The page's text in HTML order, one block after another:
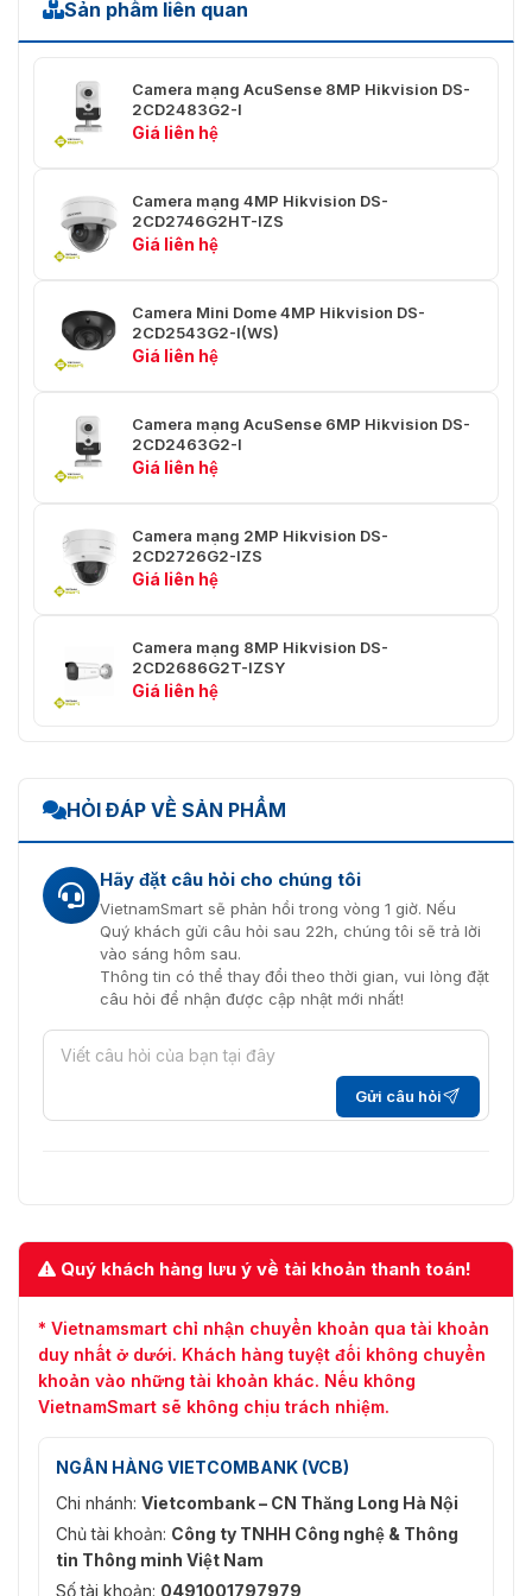
thông
Loại ánh
sáng bổ
sung
IR
Luồng
chính
50 Hz: 25 fps (1920 × 1080, 1280 × 720)
Luồng
phụ
50 Hz: 25 fps (640 × 480, 640 × 360)
Luồng thứ
ba
50 Hz: 10 fps (1920 × 1080, 1280 × 720, 640
× 480, 640 × 360)
× 480, 640 × 360)
Nén
Luồng phụ: H.265/H.264/MJPEG,
Baseline Profile, Main Profile, High Profile
Loại
H.265
Main Profile
Kiểm soát
tốc độ bit
CBR, VBR
Mã hóa
video có
Âm thanh
Lọc tiếng
ồn môi
trường
Có
Tần số
lấy mẫu
8 kHz/16 kHz/32 kHz/44.1 kHz/48 kHz
thanh
G.711/G.722.1/G.726/MP2L2/PCM/MP3/AAC-
LC
64 Kbps (G.711ulaw/G.711alaw)/16 Kbps
(G.722.1)/16 Kbps (G.726)/32 đến 192 Kbps
Sản phẩm liên quan
Camera mạng AcuSense 8MP Hikvision DS-
2CD2483G2-I
Giá liên hệ
Camera mạng 4MP Hikvision DS-
2CD2746G2HT-IZS
Giá liên hệ
Camera Mini Dome 4MP Hikvision DS-
2CD2543G2-I(WS)
Giá liên hệ
Camera mạng AcuSense 6MP Hikvision DS-
2CD2463G2-I
Giá liên hệ
Camera mạng 2MP Hikvision DS-
2CD2726G2-IZS
Giá liên hệ
Camera mạng 8MP Hikvision DS-
2CD2686G2T-IZSY
Giá liên hệ
HỎI ĐÁP VỀ SẢN PHẨM
Hãy đặt câu hỏi cho chúng tôi
VietnamSmart sẽ phản hồi trong vòng 1 giờ. Nếu
Quý khách gửi câu hỏi sau 22h, chúng tôi sẽ trả lời
vào sáng hôm sau.
Thông tin có thể thay đổi theo thời gian, vui lòng đặt
câu hỏi để nhận được cập nhật mới nhất!
Gửi câu hỏi
Quý khách hàng lưu ý về tài khoản thanh toán!
* Vietnamsmart chỉ nhận chuyển khoản qua tài khoản
duy nhất ở dưới. Khách hàng tuyệt đối không chuyển
khoản vào những tài khoản khác. Nếu không
VietnamSmart sẽ không chịu trách nhiệm.
NGÂN HÀNG VIETCOMBANK (VCB)
Chi nhánh: Vietcombank – CN Thăng Long Hà Nội
Chủ tài khoản: Công ty TNHH Công nghệ & Thông
tin Thông minh Việt Nam
Số tài khoản: 0491001797979